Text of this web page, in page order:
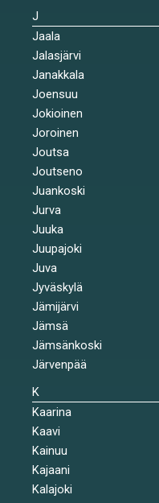
J
Jaala
Jalasjärvi
Janakkala
Joensuu
Jokioinen
Joroinen
Joutsa
Joutseno
Juankoski
Jurva
Juuka
Juupajoki
Juva
Jyväskylä
Jämijärvi
Jämsä
Jämsänkoski
Järvenpää
K
Kaarina
Kaavi
Kainuu
Kajaani
Kalajoki